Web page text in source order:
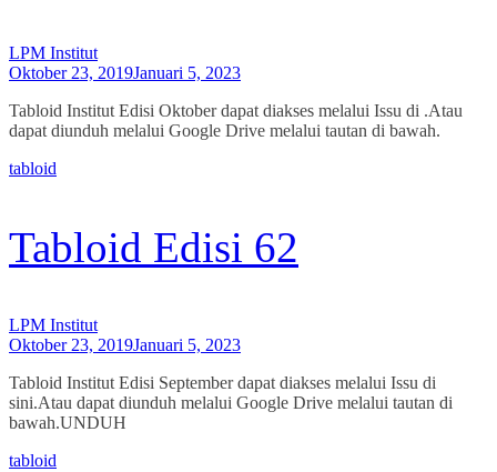
LPM Institut
Oktober 23, 2019Januari 5, 2023
Tabloid Institut Edisi Oktober dapat diakses melalui Issu di .Atau
dapat diunduh melalui Google Drive melalui tautan di bawah.
tabloid
Tabloid Edisi 62
LPM Institut
Oktober 23, 2019Januari 5, 2023
Tabloid Institut Edisi September dapat diakses melalui Issu di
sini.Atau dapat diunduh melalui Google Drive melalui tautan di
bawah.UNDUH
tabloid